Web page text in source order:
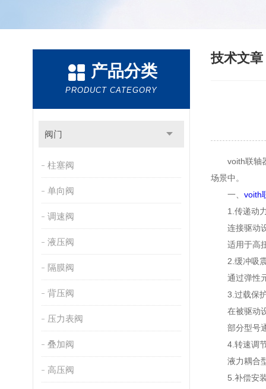
产品分类
PRODUCT CATEGORY
阀门
柱塞阀
单向阀
调速阀
液压阀
隔膜阀
背压阀
压力表阀
叠加阀
高压阀
技术文章
voith联轴器
场景中。
一、 voith
1.传递动力
连接驱动设
适用于高扭
2.缓冲吸
通过弹性元
3.过载保
在被驱动设
部分型号通
4.转速调节
液力耦合型
5.补偿安